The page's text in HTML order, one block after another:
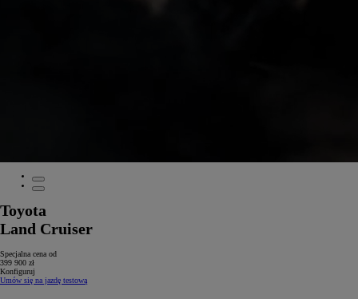
Toyota
Land Cruiser
Specjalna cena od
399 900 zł
Konfiguruj
Umów się na jazdę testową